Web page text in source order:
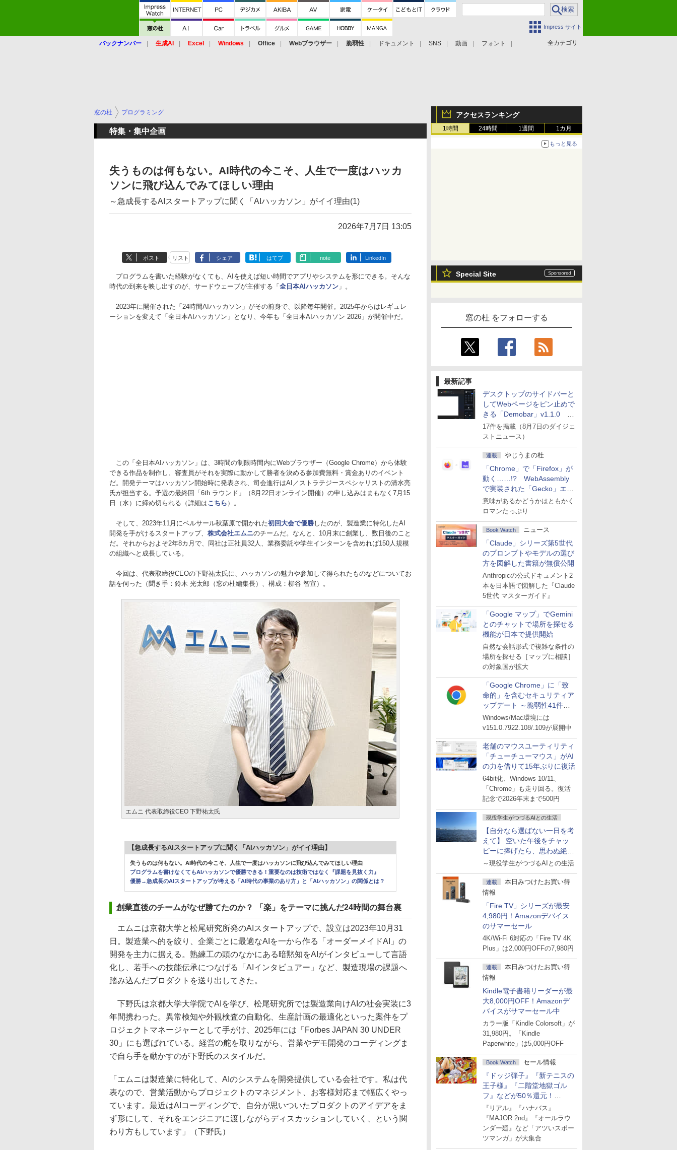
Impress サイト
全カテゴリ
バックナンバー 生成AI Excel Windows Office Webブラウザー 脆弱性 ドキュメント SNS 動画 フォント
アクセスランキング
1時間 24時間 1週間 1カ月
もっと見る
Special Site
窓の杜 をフォローする
最新記事
デスクトップのサイドバーと
してWebページをピン止めで
きる「Demobar」v1.1.0 ほ
か
17件を掲載（8月7日のダイジェ
ストニュース）
連載 やじうまの杜
「Chrome」で「Firefox」が
動く……!? WebAssembly
で実装された「Gecko」エン
ジン
意味があるかどうかはともかく
ロマンたっぷり
Book Watch ニュース
「Claude」シリーズ第5世代
のプロンプトやモデルの選び
方を図解した書籍が無償公開
Anthropicの公式ドキュメント2
本を日本語で図解した『Claude
5世代 マスターガイド』
「Google マップ」でGemini
とのチャットで場所を探せる
機能が日本で提供開始
自然な会話形式で複雑な条件の
場所を探せる［マップに相談］
の対象国が拡大
「Google Chrome」に「致
命的」を含むセキュリティア
ップデート ～脆弱性41件に
対処
Windows/Mac環境には
v151.0.7922.108/.109が展開中
老舗のマウスユーティリティ
「チューチューマウス」がAI
の力を借りて15年ぶりに復活
64bit化、Windows 10/11、
「Chrome」も走り回る。復活
記念で2026年末まで500円
現役学生がつづるAIとの生活
【自分なら選ばない一日を考
えて】 空いた午後をチャッ
ピーに捧げたら、思わぬ絶景
に出会った話
～現役学生がつづるAIとの生活
連載
本日みつけたお買い得
情報
「Fire TV」シリーズが最安
4,980円！Amazonデバイス
のサマーセール
4K/Wi-Fi 6対応の「Fire TV 4K
Plus」は2,000円OFFの7,980円
連載
本日みつけたお買い得
情報
Kindle電子書籍リーダーが最
大8,000円OFF！Amazonデ
バイスがサマーセール中
カラー版「Kindle Colorsoft」が
31,980円。「Kindle
Paperwhite」は5,000円OFF
Book Watch セール情報
『ドッジ弾子』『新テニスの
王子様』『二階堂地獄ゴル
フ』などが50％還元！
Amazonマンガ週末セール
『リアル』『ハナバス』
『MAJOR 2nd』『オールラウ
ンダー廻』など「アツいスポー
ツマンガ」が大集合
窓の杜 プログラミング
特集・集中企画
失うものは何もない。AI時代の今こそ、人生で一度はハッカ
ソンに飛び込んでみてほしい理由
～急成長するAIスタートアップに聞く「AIハッカソン」がイイ理由(1)
2026年7月7日 13:05
ポスト リスト シェア はてブ note LinkedIn
プログラムを書いた経験がなくても、AIを使えば短い時間でアプリやシステムを形にできる。そんな
時代の到来を映し出すのが、サードウェーブが主催する「 全日本AIハッカソン 」。
2023年に開催された「24時間AIハッカソン」がその前身で、以降毎年開催。2025年からはレギュレ
ーションを変えて「全日本AIハッカソン」となり、今年も「全日本AIハッカソン 2026」が開催中だ。
この「全日本AIハッカソン」は、3時間の制限時間内にWebブラウザー（Google Chrome）から体験
できる作品を制作し、審査員がそれを実際に動かして勝者を決める参加費無料・賞金ありのイベント
だ。開発テーマはハッカソン開始時に発表され、司会進行はAI／ストラテジースペシャリストの清水亮
氏が担当する。予選の最終回「6th ラウンド」（8月22日オンライン開催）の申し込みはまもなく7月15
日（水）に締め切られる（詳細はこちら ）。
そして、2023年11月にベルサール秋葉原で開かれた初回大会で優勝したのが、製造業に特化したAI
開発を手がけるスタートアップ、 株式会社エムニのチームだ。なんと、10月末に創業し、数日後のこと
だ。それからおよそ2年8カ月で、同社は正社員32人、業務委託や学生インターンを含めれば150人規模
の組織へと成長している。
今回は、代表取締役CEOの下野祐太氏に、ハッカソンの魅力や参加して得られたものなどについてお
話を伺った（聞き手：鈴木 光太郎（窓の杜編集長）、構成：柳谷 智宣）。
エムニ 代表取締役CEO 下野祐太氏
【急成長するAIスタートアップに聞く「AIハッカソン」がイイ理由】
失うものは何もない。AI時代の今こそ、人生で一度はハッカソンに飛び込んでみてほしい理由
プログラムを書けなくてもAIハッカソンで優勝できる！重要なのは技術ではなく『課題を見抜く力』
優勝→急成長のAIスタートアップが考える「AI時代の事業のあり方」と「AIハッカソン」の関係とは？
創業直後のチームがなぜ勝てたのか？ 「楽」をテーマに挑んだ24時間の舞台裏
エムニは京都大学と松尾研究所発のAIスタートアップで、設立は2023年10月31
日。製造業へ的を絞り、企業ごとに最適なAIを一から作る「オーダーメイドAI」の
開発を主力に据える。熟練工の頭のなかにある暗黙知をAIがインタビューして言語
化し、若手への技能伝承につなげる「AIインタビュアー」など、製造現場の課題へ
踏み込んだプロダクトを送り出してきた。
下野氏は京都大学大学院でAIを学び、松尾研究所では製造業向けAIの社会実装に3
年間携わった。異常検知や外観検査の自動化、生産計画の最適化といった案件をプ
ロジェクトマネージャーとして手がけ、2025年には「Forbes JAPAN 30 UNDER
30」にも選ばれている。経営の舵を取りながら、営業やデモ開発のコーディングま
で自ら手を動かすのが下野氏のスタイルだ。
「エムニは製造業に特化して、AIのシステムを開発提供している会社です。私は代
表なので、営業活動からプロジェクトのマネジメント、お客様対応まで幅広くやっ
ています。最近はAIコーディングで、自分が思いついたプロダクトのアイデアをま
ず形にして、それをエンジニアに渡しながらディスカッションしていく、という関
わり方もしています」（下野氏）